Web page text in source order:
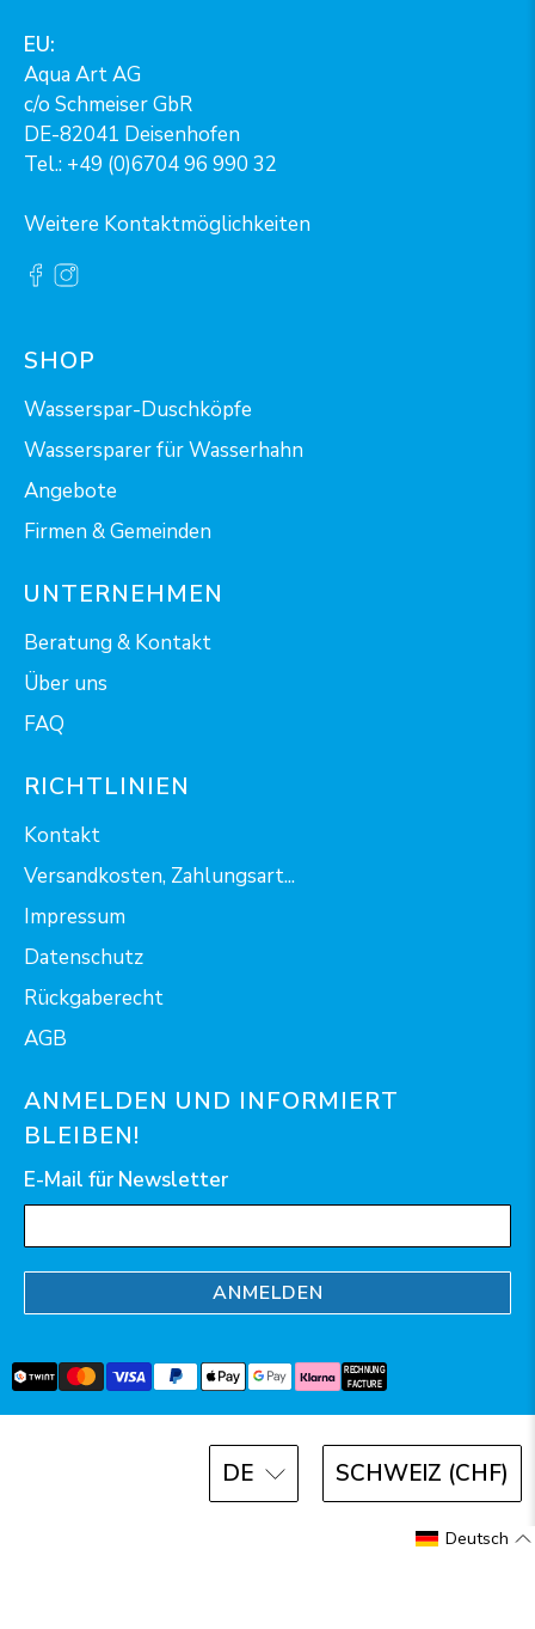
EU:
Aqua Art AG
c/o Schmeiser GbR
DE-82041 Deisenhofen
Tel.: +49 (0)6704 96 990 32
Weitere Kontaktmöglichkeiten
SHOP
Wasserspar-Duschköpfe
Wassersparer für Wasserhahn
Angebote
Firmen & Gemeinden
UNTERNEHMEN
Beratung & Kontakt
Über uns
FAQ
RICHTLINIEN
Kontakt
Versandkosten, Zahlungsart...
Impressum
Datenschutz
Rückgaberecht
AGB
ANMELDEN UND INFORMIERT
BLEIBEN!
E-Mail für Newsletter
ANMELDEN
DE SCHWEIZ (CHF)
Deutsch